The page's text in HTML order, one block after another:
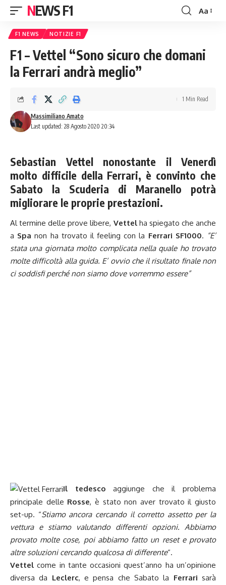
NEWS F1
Font
Aa
F1 NEWS NOTIZIE F1
F1 – Vettel “Sono sicuro che domani
la Ferrari andrà meglio”
Last updated: 28 Agosto 2020 20:34
Massimiliano Amato
1 Min Read
Sebastian Vettel nonostante il Venerdì
molto difficile della Ferrari, è convinto che
Sabato la Scuderia di Maranello potrà
migliorare le proprie prestazioni.
Al termine delle prove libere, Vettelha spiegato che anche
a Spa non ha trovato il feeling con la Ferrari SF1000. “E’
stata una giornata molto complicata nella quale ho trovato
molte difficoltà alla guida. E’ ovvio che il risultato finale non
ci soddisfi perché non siamo dove vorremmo essere”
Il tedesco aggiunge che il problema
principale delle Rosse, è stato non aver trovato il giusto
set-up. “Stiamo ancora cercando il corretto assetto per la
vettura e stiamo valutando differenti opzioni. Abbiamo
provato molte cose, poi abbiamo fatto un reset e provato
altre soluzioni cercando qualcosa di differente“.
Vettel come in tante occasioni quest’anno ha un’opinione
diversa da Leclerc, e pensa che Sabato la Ferrari sarà